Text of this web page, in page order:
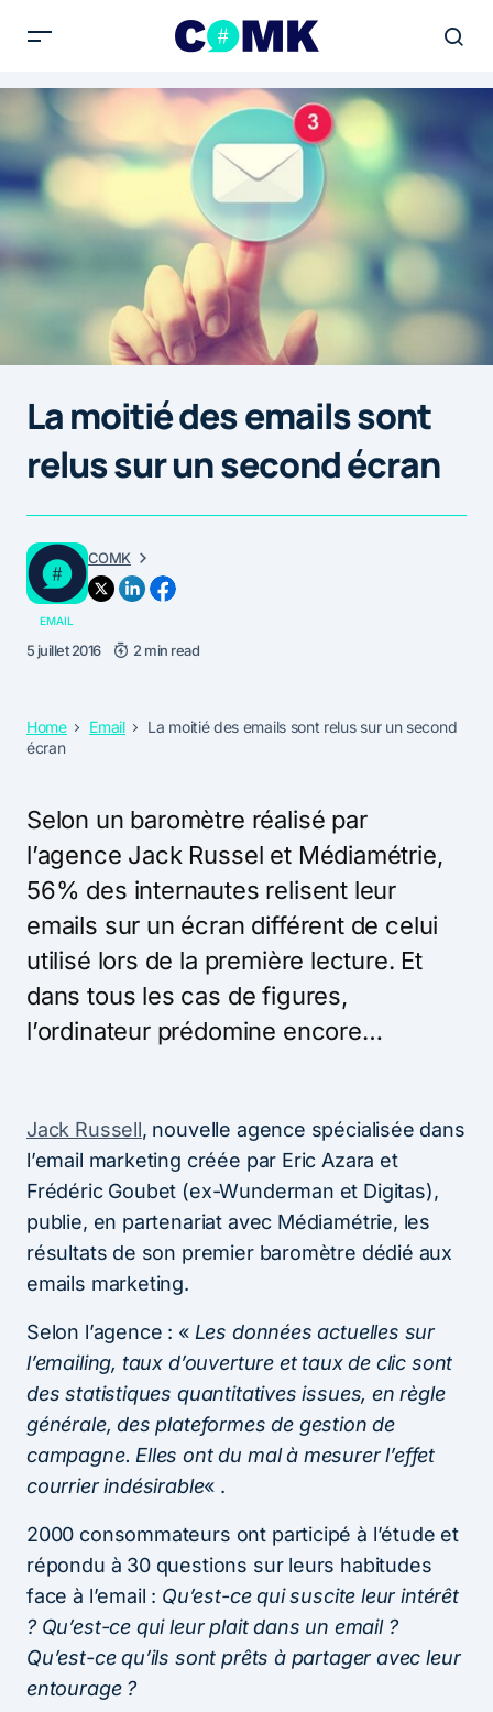
La moitié des emails sont
relus sur un second écran
COMK
EMAIL
5 juillet 2016 2 min read
Home Email
La moitié des emails sont relus sur un second
écran
Selon un baromètre réalisé par
l’agence Jack Russel et Médiamétrie,
56% des internautes relisent leur
emails sur un écran différent de celui
utilisé lors de la première lecture. Et
dans tous les cas de figures,
l’ordinateur prédomine encore…
Jack Russell, nouvelle agence spécialisée dans
l’email marketing créée par Eric Azara et
Frédéric Goubet (ex-Wunderman et Digitas),
publie, en partenariat avec Médiamétrie, les
résultats de son premier baromètre dédié aux
emails marketing.
Selon l’agence : « Les données actuelles sur
l’emailing, taux d’ouverture et taux de clic sont
des statistiques quantitatives issues, en règle
générale, des plateformes de gestion de
campagne. Elles ont du mal à mesurer l’effet
courrier indésirable« .
2000 consommateurs ont participé à l’étude et
répondu à 30 questions sur leurs habitudes
face à l’email : Qu’est-ce qui suscite leur intérêt
? Qu’est-ce qui leur plait dans un email ?
Qu’est-ce qu’ils sont prêts à partager avec leur
entourage ?